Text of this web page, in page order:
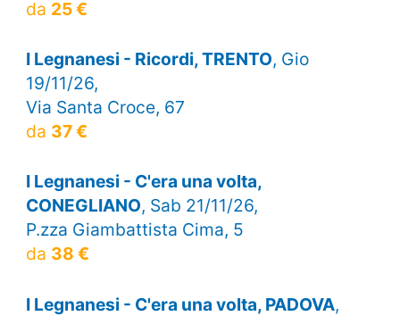
da 25 €
I Legnanesi - Ricordi, TRENTO, Gio
19/11/26,
Via Santa Croce, 67
da 37 €
I Legnanesi - C'era una volta,
CONEGLIANO, Sab 21/11/26,
P.zza Giambattista Cima, 5
da 38 €
I Legnanesi - C'era una volta, PADOVA,